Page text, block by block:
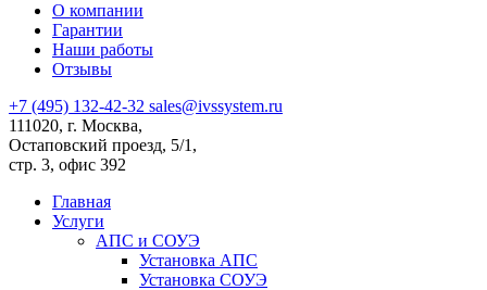
О компании
Гарантии
Наши работы
Отзывы
+7 (495) 132-42-32 sales@ivssystem.ru
111020, г. Москва,
Остаповский проезд, 5/1,
стр. 3, офис 392
Главная
Услуги
АПС и СОУЭ
Установка АПС
Установка СОУЭ